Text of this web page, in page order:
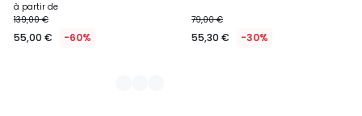
à partir de
139,00 €
55,00 € -60%
79,00 €
55,30 € -30%